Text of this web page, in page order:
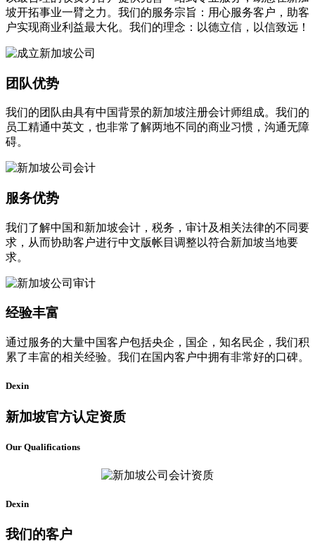
坡开拓事业一臂之力。我们的服务宗旨：用心服务客户，助客
户实现商业利益最大化。我们的理念：以德立信，以信致远！
团队优势
我们的团队由具有中国背景的新加坡注册会计师组成。我们的
员工精通中英文，也非常了解两地不同的商业习惯，沟通无障
碍。
服务优势
我们了解中国和新加坡会计，税务，审计及相关法律的不同要
求，从而协助客户进行中文版帐目调整以符合新加坡当地要
求。
经验丰富
通过服务的大量中国客户包括央企，国企，知名民企，我们积
累了丰富的相关经验。我们在国内客户中拥有非常好的口碑。
Dexin
新加坡官方认定资质
Our Qualifications
Dexin
我们的客户